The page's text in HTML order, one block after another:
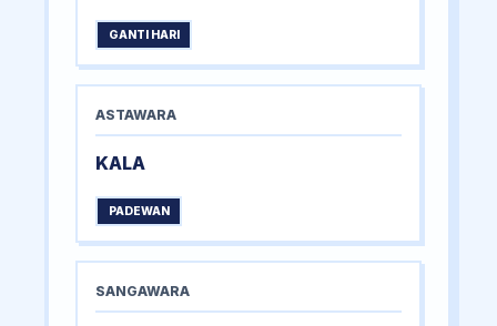
GANTI HARI
ASTAWARA
KALA
PADEWAN
SANGAWARA